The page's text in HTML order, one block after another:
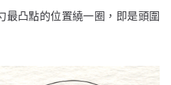
最凸點的位置繞一圈，即是頭圍